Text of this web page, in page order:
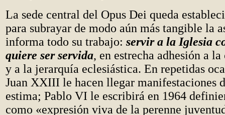
La sede central del Opus Dei queda
para subrayar de modo aún más tangible la
informa todo su trabajo: servir a la Iglesia
quiere ser servida, en estrecha adhesión a
y a la jerarquía eclesiástica. En repetidas
Juan XXIII le hacen llegar manifestaciones
estima; Pablo VI le escribirá en 1964
como «expresión viva de la perenne